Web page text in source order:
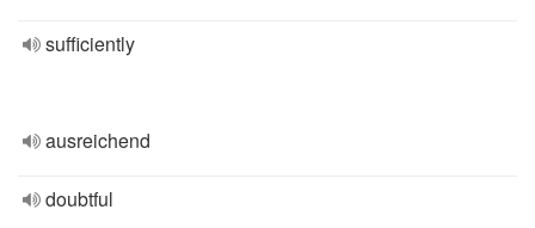
sufficiently
ausreichend
doubtful